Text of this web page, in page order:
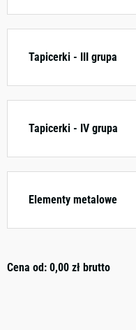
Tapicerki - III grupa
Tapicerki - IV grupa
Elementy metalowe
Cena od: 0,00 zł brutto